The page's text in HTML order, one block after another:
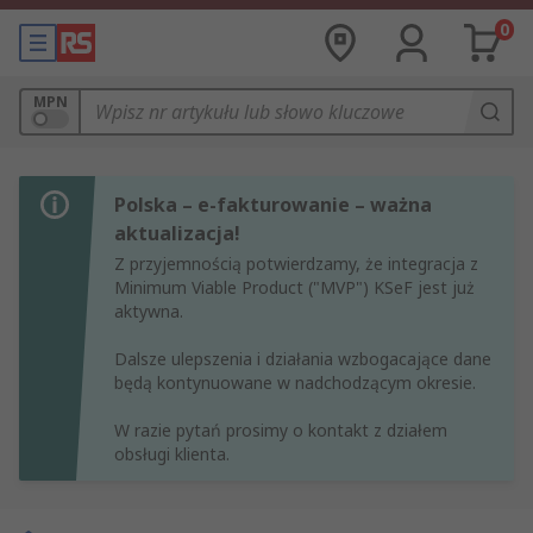
0
MPN
Polska – e-fakturowanie – ważna
aktualizacja!
Z przyjemnością potwierdzamy, że integracja z
Minimum Viable Product ("MVP") KSeF jest już
aktywna.
Dalsze ulepszenia i działania wzbogacające dane
będą kontynuowane w nadchodzącym okresie.
W razie pytań prosimy o kontakt z działem
obsługi klienta.